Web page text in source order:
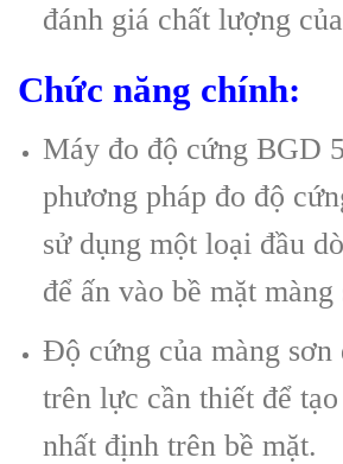
đánh giá chất lượng
Chức năng chính:
Máy đo độ cứng BGD
phương pháp đo độ
sử dụng một loại đầu
để ấn vào bề mặt màng
Độ cứng của màng sơn
trên lực cần thiết để
nhất định trên bề mặt.